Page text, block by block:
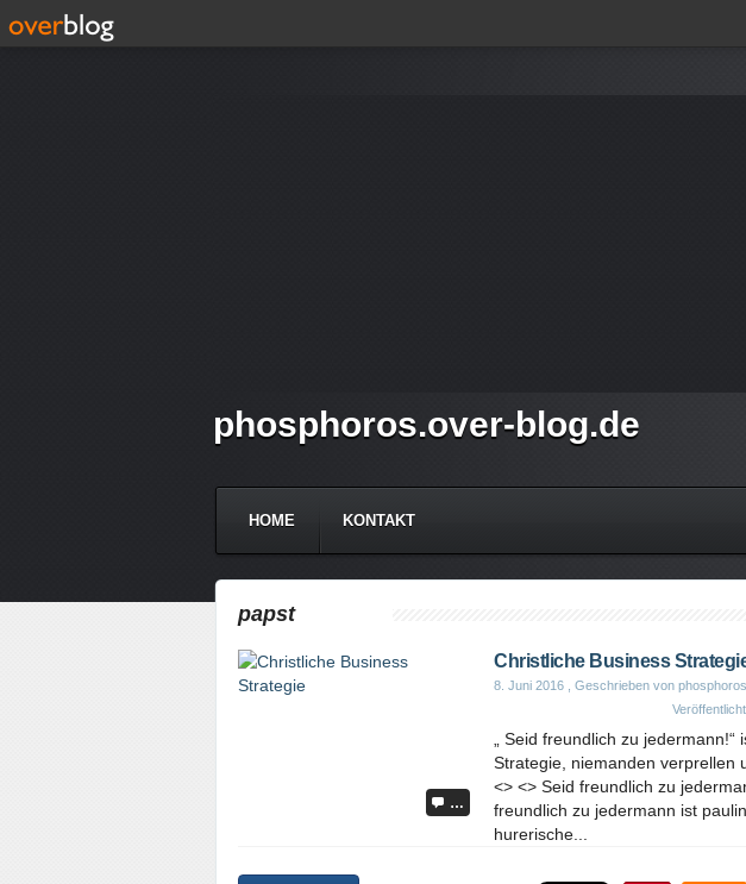
phosphoros.over-blog.de
HOME KONTAKT
papst
…
Christliche Business
8. Juni 2016 , Geschrieben von
„ Seid freundlich zu
Strategie, niemanden verprellen
<> <> Seid freundlich zu
freundlich zu jedermann ist
hurerische...